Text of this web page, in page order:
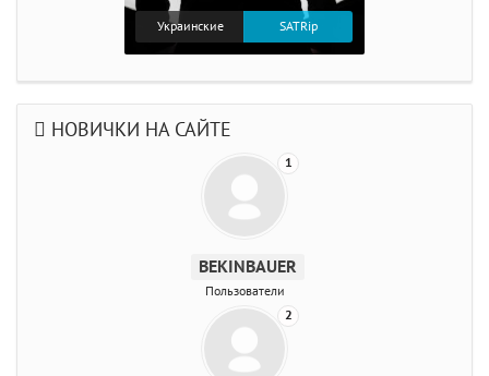
Украинские SATRip
НОВИЧКИ НА САЙТЕ
1
BEKINBAUER
Пользователи
2